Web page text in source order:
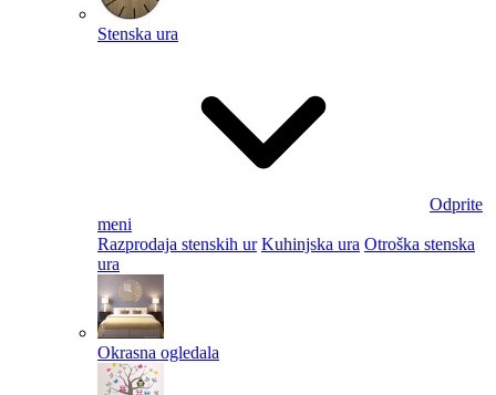
Stenska ura
Odprite
meni
Razprodaja stenskih ur Kuhinjska ura Otroška stenska
ura
Okrasna ogledala